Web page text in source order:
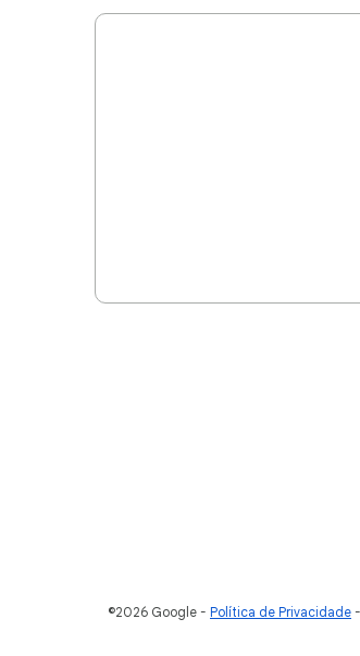
©2026 Google Política de Privacidade